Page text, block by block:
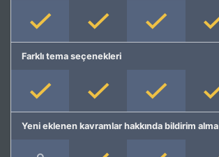
Farklı tema seçenekleri
Yeni eklenen kavramlar hakkında bildirim alma